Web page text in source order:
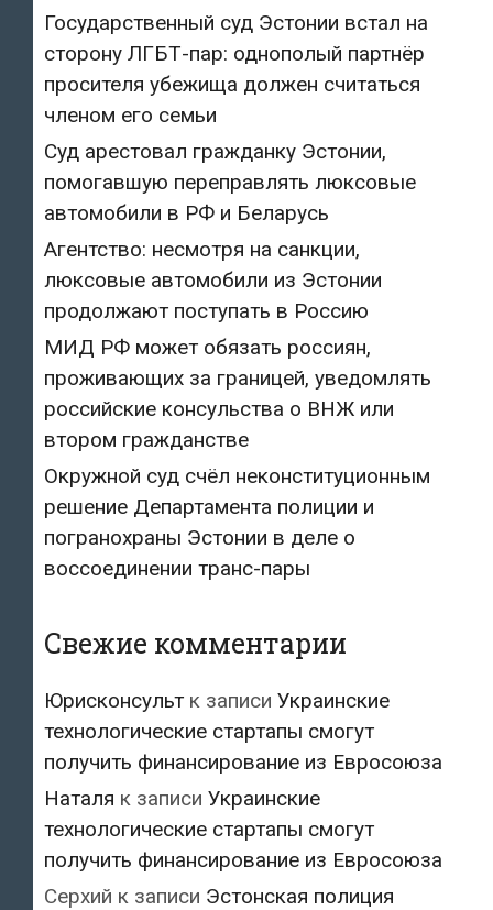
Государственный суд Эстонии встал на
сторону ЛГБТ-пар: однополый партнёр
просителя убежища должен считаться
членом его семьи
Суд арестовал гражданку Эстонии,
помогавшую переправлять люксовые
автомобили в РФ и Беларусь
Агентство: несмотря на санкции,
люксовые автомобили из Эстонии
продолжают поступать в Россию
МИД РФ может обязать россиян,
проживающих за границей, уведомлять
российские консульства о ВНЖ или
втором гражданстве
Окружной суд счёл неконституционным
решение Департамента полиции и
погранохраны Эстонии в деле о
воссоединении транс-пары
Свежие комментарии
Юрисконсульт к записи Украинские
технологические стартапы смогут
получить финансирование из Евросоюза
Наталя к записи Украинские
технологические стартапы смогут
получить финансирование из Евросоюза
Серхий к записи Эстонская полиция